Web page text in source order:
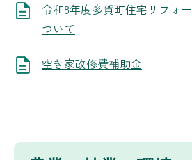
令和8年度多賀町住宅リフォ
ついて
空き家改修費補助金